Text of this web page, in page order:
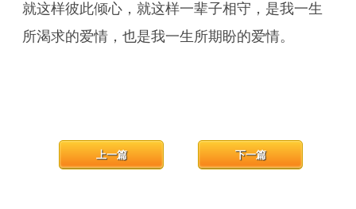
就这样彼此倾心，就这样一辈子相守，是我一生
所渴求的爱情，也是我一生所期盼的爱情。
下一篇
上一篇